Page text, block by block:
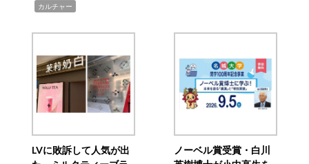
カルチャー
LVに敗訴して人気が出
ノーベル賞受賞・白川